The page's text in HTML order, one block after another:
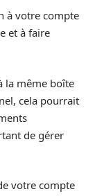
à votre compte
et à faire
la même boîte
cela pourrait
de gérer
votre compte